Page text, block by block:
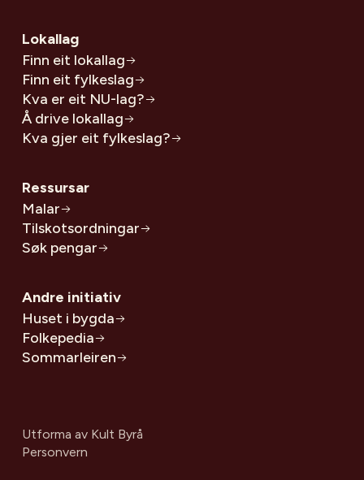
Lokallag
Finn eit lokallag
Finn eit fylkeslag
Kva er eit NU-lag?
Å drive lokallag
Kva gjer eit fylkeslag?
Ressursar
Malar
Tilskotsordningar
Søk pengar
Andre initiativ
Huset i bygda
Folkepedia
Sommarleiren
Utforma av Kult Byrå
Personvern